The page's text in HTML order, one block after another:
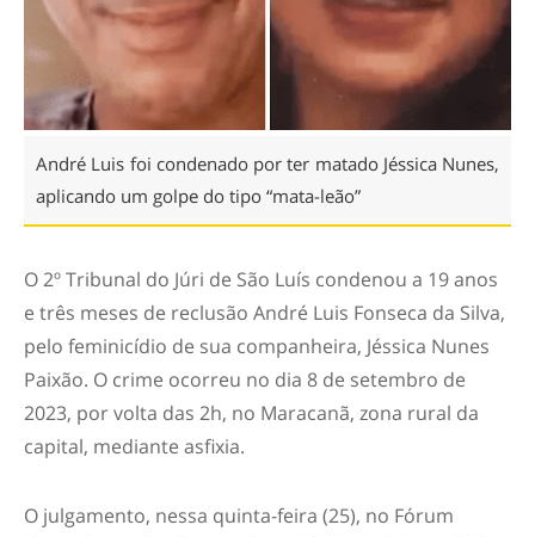
André Luis foi condenado por ter matado Jéssica Nunes,
aplicando um golpe do tipo “mata-leão”
O 2º Tribunal do Júri de São Luís condenou a 19 anos
e três meses de reclusão André Luis Fonseca da Silva,
pelo feminicídio de sua companheira, Jéssica Nunes
Paixão. O crime ocorreu no dia 8 de setembro de
2023, por volta das 2h, no Maracanã, zona rural da
capital, mediante asfixia.
O julgamento, nessa quinta-feira (25), no Fórum